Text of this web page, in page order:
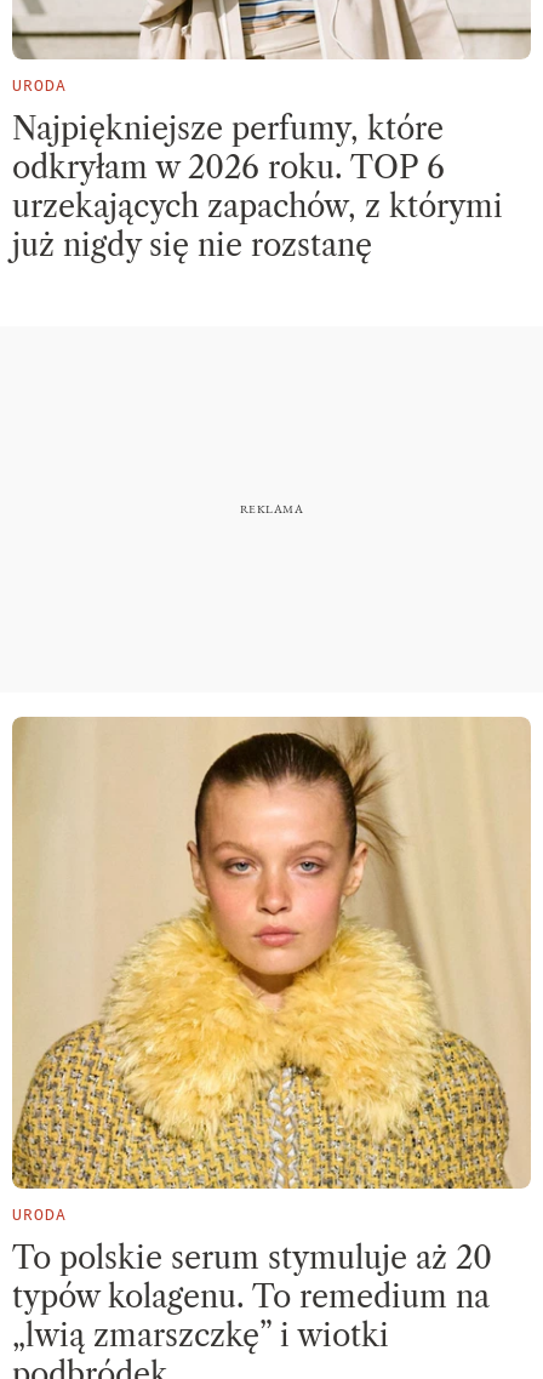
URODA
Najpiękniejsze perfumy, które
odkryłam w 2026 roku. TOP 6
urzekających zapachów, z którymi
już nigdy się nie rozstanę
URODA
To polskie serum stymuluje aż 20
typów kolagenu. To remedium na
„lwią zmarszczkę” i wiotki